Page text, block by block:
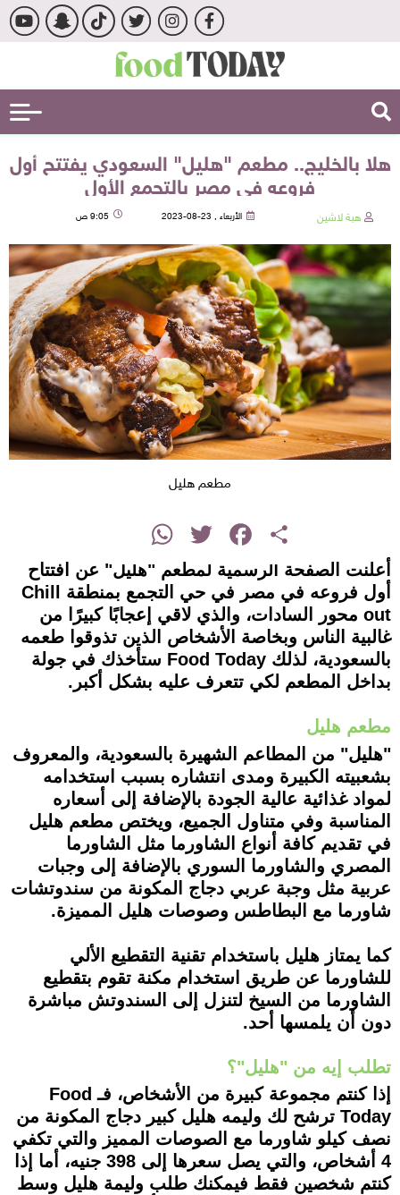
هلا بالخليج.. مطعم "هليل" السعودي يفتتح أول
فروعه في مصر بالتجمع الأول
هبة لاشين الأربعاء , 23-08-2023 9:05 ص
مطعم هليل
Share
Facebook
Twitter
WhatsApp
أعلنت الصفحة الرسمية لمطعم "هليل" عن افتتاح
أول فروعه في مصر في حي التجمع بمنطقة Chill
out محور السادات، والذي لاقي إعجابًا كبيرًا من
غالبية الناس وبخاصة الأشخاص الذين تذوقوا طعمه
بالسعودية، لذلك Food Today ستأخذك في جولة
بداخل المطعم لكي تتعرف عليه بشكل أكبر.
مطعم هليل
"هليل" من المطاعم الشهيرة بالسعودية، والمعروف
بشعبيته الكبيرة ومدى انتشاره بسبب استخدامه
لمواد غذائية عالية الجودة بالإضافة إلى أسعاره
المناسبة وفي متناول الجميع، ويختص مطعم هليل
في تقديم كافة أنواع الشاورما مثل الشاورما
المصري والشاورما السوري بالإضافة إلى وجبات
عربية مثل وجبة عربي دجاج المكونة من سندوتشات
شاورما مع البطاطس وصوصات هليل المميزة.
كما يمتاز هليل باستخدام تقنية التقطيع الألي
للشاورما عن طريق استخدام مكنة تقوم بتقطيع
الشاورما من السيخ لتنزل إلى السندوتش مباشرة
دون أن يلمسها أحد.
تطلب إيه من "هليل"؟
إذا كنتم مجموعة كبيرة من الأشخاص، فـ Food
Today ترشح لك وليمه هليل كبير دجاج المكونة من
نصف كيلو شاورما مع الصوصات المميز والتي تكفي
4 أشخاص، والتي يصل سعرها إلى 398 جنيه، أما إذا
كنتم شخصين فقط فيمكنك طلب وليمة هليل وسط